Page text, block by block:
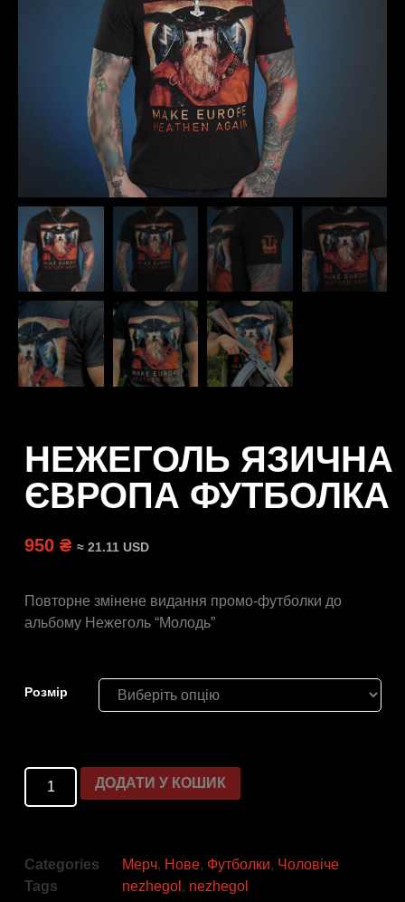
НЕЖЕГОЛЬ ЯЗИЧНА
ЄВРОПА ФУТБОЛКА
950 ₴ ≈ 21.11 USD
Повторне змінене видання промо-футболки до
альбому Нежеголь “Молодь”
Розмiр
ДОДАТИ У КОШИК
Categories Мерч, Нове, Футболки, Чоловіче
Tags
nezhegol , nezhegol